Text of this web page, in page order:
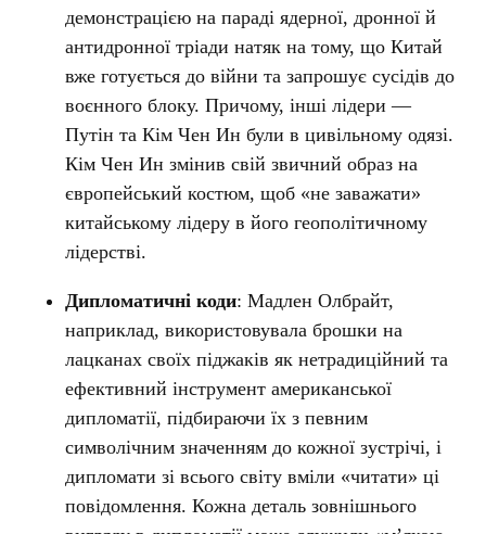
демонстрацією на параді ядерної, дронної й
антидронної тріади натяк на тому, що Китай
вже готується до війни та запрошує сусідів до
воєнного блоку. Причому, інші лідери —
Путін та Кім Чен Ин були в цивільному одязі.
Кім Чен Ин змінив свій звичний образ на
європейський костюм, щоб «не заважати»
китайському лідеру в його геополітичному
лідерстві.
Дипломатичні коди: Мадлен Олбрайт,
наприклад, використовувала брошки на
лацканах своїх піджаків як нетрадиційний та
ефективний інструмент американської
дипломатії, підбираючи їх з певним
символічним значенням до кожної зустрічі, і
дипломати зі всього світу вміли «читати» ці
повідомлення. Кожна деталь зовнішнього